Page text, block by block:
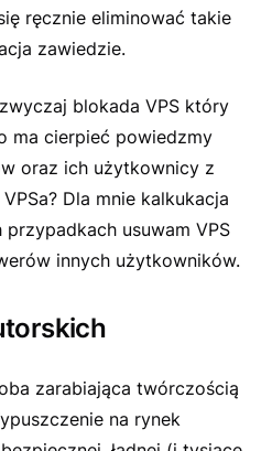
ręcznie eliminować takie
zawiedzie.
blokada VPS który
ma cierpieć powiedzmy
oraz ich użytkownicy z
Dla mnie kalkukacja
usuwam VPS
innych użytkowników.
zarabiająca twórczością
na rynek